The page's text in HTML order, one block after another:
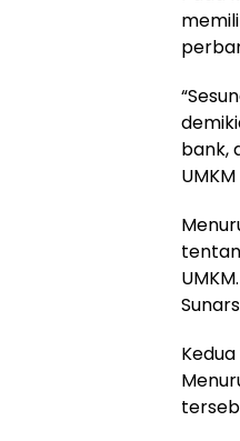
bank,